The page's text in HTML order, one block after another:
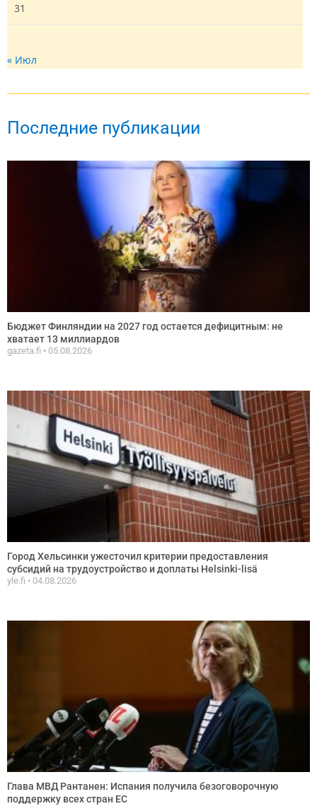
31
« Июл
Последние публикации
Бюджет Финляндии на 2027 год остается дефицитным: не
хватает 13 миллиардов
gazeta.fi 05.08.2026
Город Хельсинки ужесточил критерии предоставления
субсидий на трудоустройство и доплаты Helsinki-lisä
yle.fi 04.08.2026
Глава МВД Рантанен: Испания получила безоговорочную
поддержку всех стран ЕС